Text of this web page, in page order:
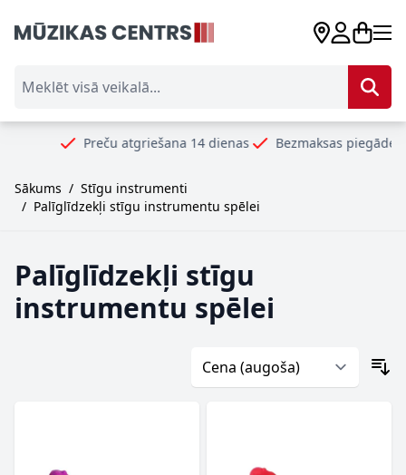
Preču atgriešana 14 dienas Bezmaksas piegāde no
Sākums / Stīgu instrumenti
/ Palīglīdzekļi stīgu instrumentu spēlei
Palīglīdzekļi stīgu
instrumentu spēlei